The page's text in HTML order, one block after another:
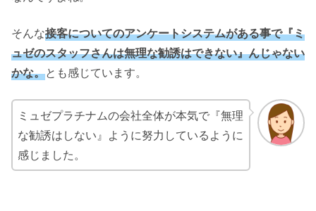
そんな接客についてのアンケートシステムがある事で『ミ
ュゼのスタッフさんは無理な勧誘はできない』んじゃない
かな。とも感じています。
ミュゼプラチナムの会社全体が本気で『無理
な勧誘はしない』ように努力しているように
感じました。